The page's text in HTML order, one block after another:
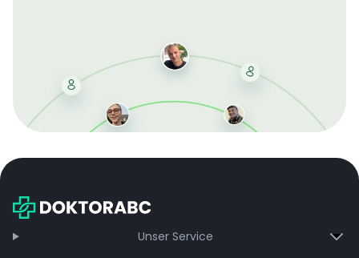
bei jeder Bestellung, erhalten schnelle Lieferung und
Unser Service